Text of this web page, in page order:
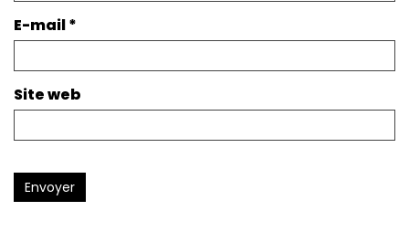
E-mail*
Site web
Envoyer